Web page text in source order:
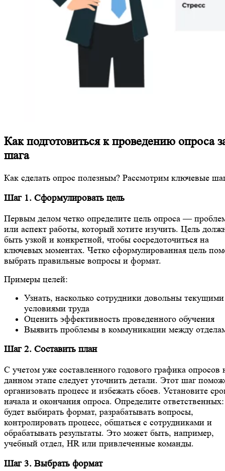
Как подготовиться к проведению опроса
шага
Как сделать опрос полезным? Рассмотрим ключевые
Шаг 1. Сформулировать цель
Первым делом четко определите цель опроса —
или аспект работы, который хотите изучить. Цель
быть узкой и конкретной, чтобы сосредоточиться на
ключевых моментах. Четко сформулированная цель
выбрать правильные вопросы и формат.
Примеры целей:
Узнать, насколько сотрудники довольны текущими
условиями труда
Оценить эффективность проведенного обучения
Выявить проблемы в коммуникации между
Шаг 2. Составить план
С учетом уже составленного годового графика опросов
данном этапе следует уточнить детали. Этот шаг
организовать процесс и избежать сбоев. Установите
начала и окончания опроса. Определите
будет выбирать формат, разрабатывать вопросы,
контролировать процесс, общаться с сотрудниками и
обрабатывать результаты. Это может быть, например,
учебный отдел, HR или привлеченные команды.
Шаг 3. Выбрать формат